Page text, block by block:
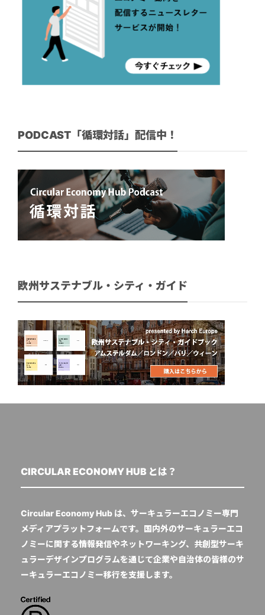
PODCAST「循環対話」配信中！
欧州サステナブル・シティ・ガイド
CIRCULAR ECONOMY HUB とは？
Circular Economy Hub は、サーキュラーエコノミー専門
メディアプラットフォームです。国内外のサーキュラーエコ
ノミーに関する情報発信やネットワーキング、共創型サーキ
ュラーデザインプログラムを通じて企業や自治体の皆様のサ
ーキュラーエコノミー移行を支援します。